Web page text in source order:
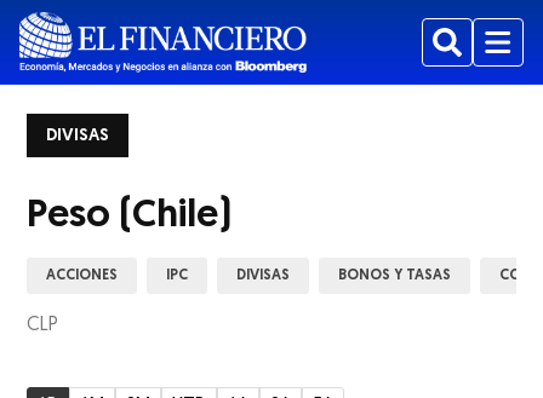
BuscarMenu
DIVISAS
Peso (Chile)
ACCIONES IPC DIVISAS BONOS Y TASAS
CLP